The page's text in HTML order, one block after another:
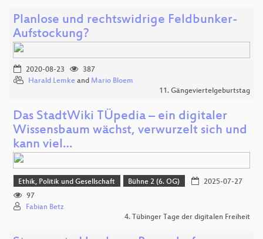
Planlose und rechtswidrige Feldbunker-
Aufstockung?
2020-08-23
387
Harald Lemke and Mario Bloem
11. Gängeviertelgeburtstag
Das StadtWiki TÜpedia – ein digitaler
Wissensbaum wächst, verwurzelt sich und
kann viel…
Ethik, Politik und Gesellschaft Bühne 2 (6. OG)
2025-07-27
97
Fabian Betz
4. Tübinger Tage der digitalen Freiheit